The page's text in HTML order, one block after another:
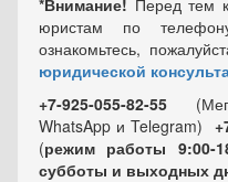
*Внимание! Перед тем
юристам по
ознакомьтесь,
юридической
+7-925-055-82-55
WhatsApp и Telegram)
(режим работы 9:00-
субботы и выходных